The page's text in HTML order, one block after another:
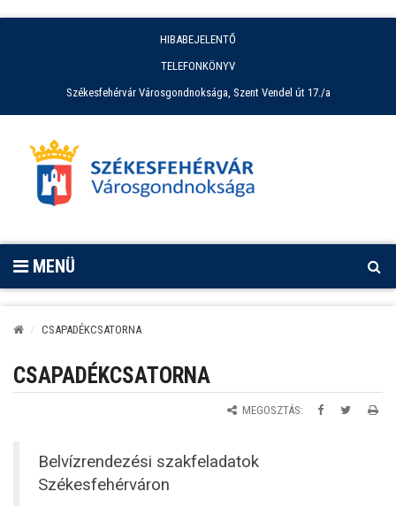
HIBABEJELENTŐ
TELEFONKÖNYV
Székesfehérvár Városgondnoksága, Szent Vendel út 17./a
MENÜ
CSAPADÉKCSATORNA
CSAPADÉKCSATORNA
MEGOSZTÁS:
Belvízrendezési szakfeladatok
Székesfehérváron